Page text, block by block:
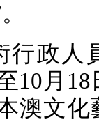
行政人
10月 18
澳文化